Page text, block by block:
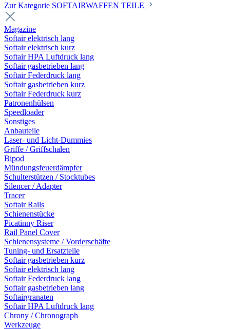
Zur Kategorie SOFTAIRWAFFEN TEILE
Magazine
Softair elektrisch lang
Softair elektrisch kurz
Softair HPA Luftdruck lang
Softair gasbetrieben lang
Softair Federdruck lang
Softair gasbetrieben kurz
Softair Federdruck kurz
Patronenhülsen
Speedloader
Sonstiges
Anbauteile
Laser- und Licht-Dummies
Griffe / Griffschalen
Bipod
Mündungsfeuerdämpfer
Schulterstützen / Stocktubes
Silencer / Adapter
Tracer
Softair Rails
Schienenstücke
Picatinny Riser
Rail Panel Cover
Schienensysteme / Vorderschäfte
Tuning- und Ersatzteile
Softair gasbetrieben kurz
Softair elektrisch lang
Softair Federdruck lang
Softair gasbetrieben lang
Softairgranaten
Softair HPA Luftdruck lang
Chrony / Chronograph
Werkzeuge